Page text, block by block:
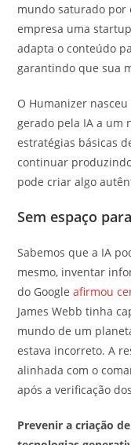
mundo saturado por
empresa uma
adapta o conteúdo
garantindo que sua
O Humanizer
gerado pela IA a um
estratégias básicas
continuar
pode criar algo
Sem espaço
Sabemos que a IA
mesmo, inventar
do Googleafirmou
James Webb tinha
mundo de um
estava incorreto. A
alinhada com o
após a verificação
Prevenir a criação